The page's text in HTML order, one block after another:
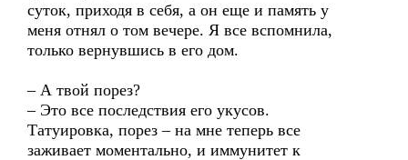
суток, приходя в себя, а он еще и память у
меня отнял о том вечере. Я все вспомнила,
только вернувшись в его дом.
– А твой порез?
– Это все последствия его укусов.
Татуировка, порез – на мне теперь все
заживает моментально, и иммунитет к